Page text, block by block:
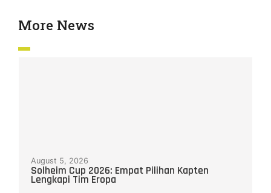
More News
August 5, 2026
Solheim Cup 2026: Empat Pilihan Kapten
Lengkapi Tim Eropa